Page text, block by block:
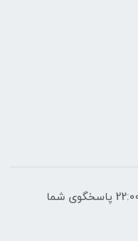
هفت روز هفته ، از ساعت 10:00 تا 22:00 پاسخگوی شما